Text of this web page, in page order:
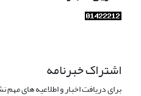
اشتراک خبرنامه
برای دریافت اخبار و اطلاعیه های